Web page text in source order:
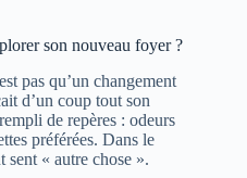
son nouveau foyer ?
pas qu’un changement
d’un coup tout son
de repères : odeurs
préférées. Dans le
« autre chose ».